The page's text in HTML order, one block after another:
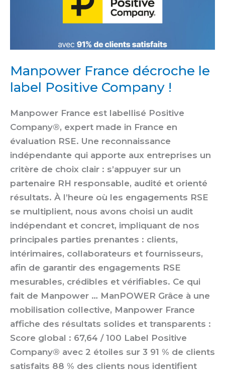
Manpower France décroche le
label Positive Company !
Manpower France est labellisé Positive
Company®, expert made in France en
évaluation RSE. Une reconnaissance
indépendante qui apporte aux entreprises un
critère de choix clair : s’appuyer sur un
partenaire RH responsable, audité et orienté
résultats. À l’heure où les engagements RSE
se multiplient, nous avons choisi un audit
indépendant et concret, impliquant de nos
principales parties prenantes : clients,
intérimaires, collaborateurs et fournisseurs,
afin de garantir des engagements RSE
mesurables, crédibles et vérifiables. Ce qui
fait de Manpower … ManPOWER Grâce à une
mobilisation collective, Manpower France
affiche des résultats solides et transparents :
Score global : 67,64 / 100 Label Positive
Company® avec 2 étoiles sur 3 91 % de clients
satisfaits 88 % des clients nous identifient